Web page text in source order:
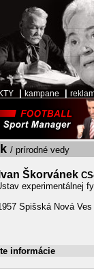
kampane
/ prírodné vedy
Ivan Škorvánek
experimentálnej
Spišská Nová Ves
informácie